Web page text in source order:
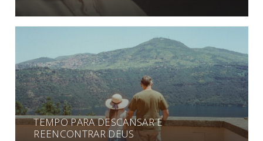
TEMPO PARA DESCANSAR E
REENCONTRAR DEUS